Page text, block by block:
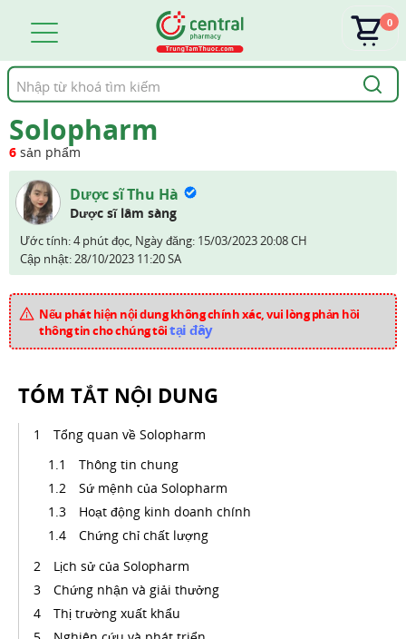
Tìm
kiếm
0
Solopharm
6 sản phẩm
Dược sĩ Thu Hà
Dược sĩ lâm sàng
Ước tính: 4 phút đọc, Ngày đăng: 15/03/2023 20:08 CH
Cập nhật:28/10/2023 11:20 SA
Nếu phát hiện nội dung không chính xác, vui lòng phản hồi
thông tin cho chúng tôitại đây
TÓM TẮT NỘI DUNG
Tổng quan về Solopharm
Thông tin chung
Sứ mệnh của Solopharm
Hoạt động kinh doanh chính
Chứng chỉ chất lượng
Lịch sử của Solopharm
Chứng nhận và giải thưởng
Thị trường xuất khẩu